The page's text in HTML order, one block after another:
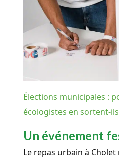
Élections municipales :
écologistes en sortent-
Un événement
Le repas urbain à